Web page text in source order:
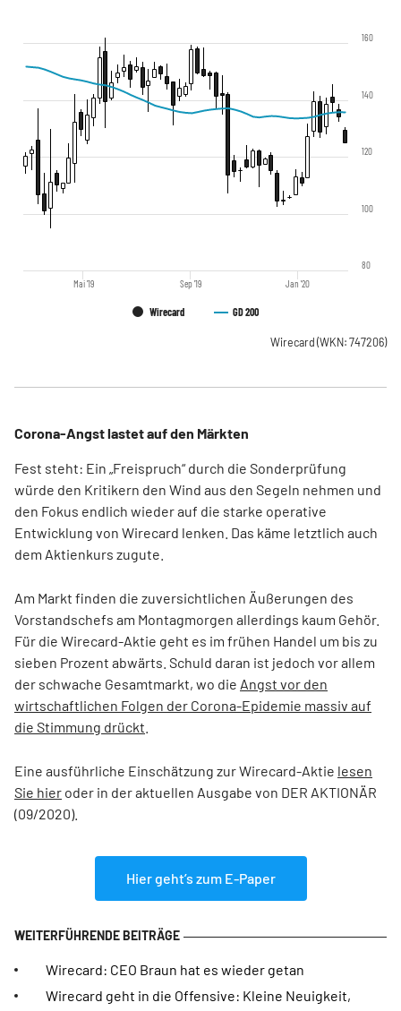
Wirecard GD 200
Jan '20
Mai '19 Sep '19
80
100
120
140
160
Wirecard (WKN: 747206)
Corona-Angst lastet auf den Märkten
Fest steht: Ein „Freispruch“ durch die Sonderprüfung
würde den Kritikern den Wind aus den Segeln nehmen und
den Fokus endlich wieder auf die starke operative
Entwicklung von Wirecard lenken. Das käme letztlich auch
dem Aktienkurs zugute.
Am Markt finden die zuversichtlichen Äußerungen des
Vorstandschefs am Montagmorgen allerdings kaum Gehör.
Für die Wirecard-Aktie geht es im frühen Handel um bis zu
sieben Prozent abwärts. Schuld daran ist jedoch vor allem
der schwache Gesamtmarkt, wo die Angst vor den
wirtschaftlichen Folgen der Corona-Epidemie massiv auf
die Stimmung drückt
Eine ausführliche Einschätzung zur Wirecard-Aktie lesen
Sie hier oder in der aktuellen Ausgabe von DER AKTIONÄR
(09/2020).
Hier geht’s zum E-Paper
Wirecard: CEO Braun hat es wieder getan
Wirecard geht in die Offensive: Kleine Neuigkeit,